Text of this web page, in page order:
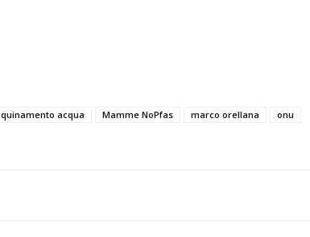
acqua Mamme NoPfas marco orellana
onu